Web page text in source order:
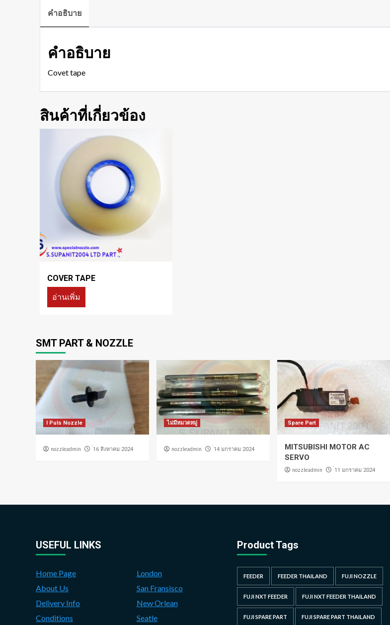
คำอธิบาย
คำอธิบาย
Covet tape
สินค้าที่เกี่ยวข้อง
COVER TAPE
อ่านเพิ่ม
SMT PART & NOZZLE
I Puls Nozzle
nozzleadmin ่16 สิงหาคม 2024
ไม่มีหมวดหมู่
nozzleadmin ่14 มกราคม 2024
Spare Part
MITSUBISHI MOTOR AC
SERVO
nozzleadmin ่11 มกราคม 2024
USEFUL LINKS
Home Page
About Us
Delivery Info
Conditions
London
San Fransisco
New Orlean
Seatle
Product Tags
FEEDER FEEDER THAILAND FUJI NOZZLE
FUJI NXT FEEDER FUJI NXT FEEDER THAILAND
FUJI SPARE PART FUJI SPARE PART THAILAND